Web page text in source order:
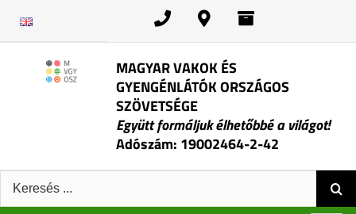
MAGYAR VAKOK ÉS
GYENGÉNLÁTÓK ORSZÁGOS
SZÖVETSÉGE
Együtt formáljuk élhetőbbé a világot!
Adószám: 19002464-2-42
Keresés: